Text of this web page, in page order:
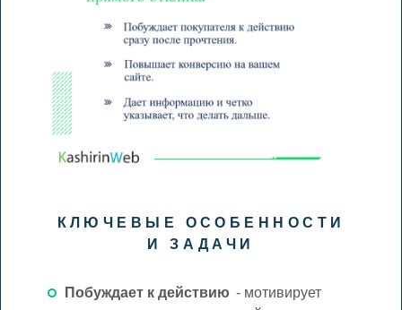
КЛЮЧЕВЫЕ ОСОБЕННОСТИ
И ЗАДАЧИ
Побуждает к действию - мотивирует